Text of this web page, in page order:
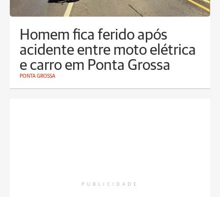
Homem fica ferido após
acidente entre moto elétrica
e carro em Ponta Grossa
PONTA GROSSA
PUBLICIDADE